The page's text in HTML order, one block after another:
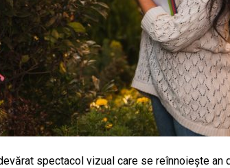
spectacol vizual care se reînnoiește an